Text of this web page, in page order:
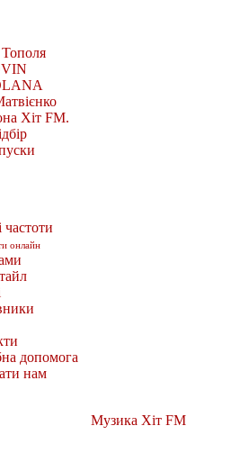
Хіт FM.
частоти
онлайн
допомога
нам
Музика Хіт FM